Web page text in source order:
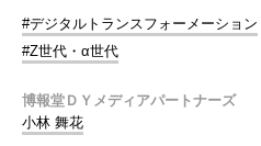
#デジタルトランスフォーメーション
#Z世代・α世代
博報堂ＤＹメディアパートナーズ
小林 舞花